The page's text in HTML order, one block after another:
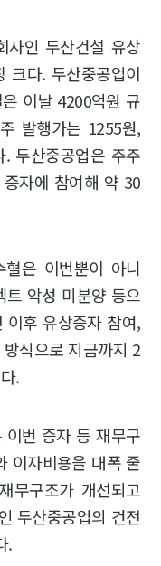
사인 두산건설 유상
크다. 두산중공업이
이날 4200억원 규
발행가는 1255원,
두산중공업은 주주
자에 참여해 약 30
은 이번뿐이 아니
트 악성 미분양 등으
이후 유상증자 참여,
식으로 지금까지 2
.
번 증자 등 재무구
이자비용을 대폭 줄
무구조가 개선되고
두산중공업의 건전
.